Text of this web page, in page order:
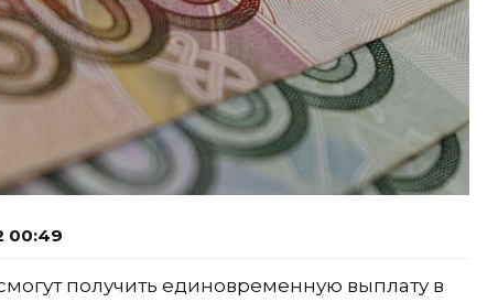
00:49
получить единовременную выплату в